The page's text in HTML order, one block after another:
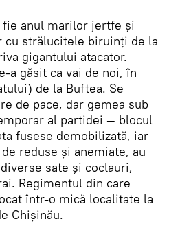
fie anul marilor jertfe şi
cu strălucitele biruinţi de la
gigantului atacator.
a găsit ca vai de noi, în
de la Buftea. Se
de pace, dar gemea sub
al partidei — blocul
fusese demobilizată, iar
reduse şi anemiate, au
sate şi coclauri,
Regimentul din care
într-o mică localitate la
Chişinău.